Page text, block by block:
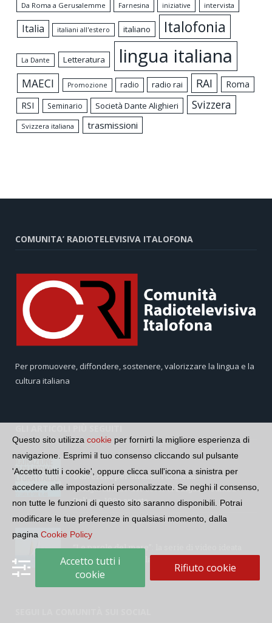
Da Roma a Gerusalemme
Farnesina iniziative intervista
Italia italiani all'estero italiano Italofonia
La Dante Letteratura lingua italiana
MAECI Promozione radio radio rai RAI
Roma
RSI
Seminario Società Dante Alighieri Svizzera
Svizzera italiana trasmissioni
COMUNITA’ RADIOTELEVISIVA ITALOFONA
Per promuovere, diffondere, sostenere, valorizzare la lingua e la
cultura italiana
Università per Stranieri di Siena –
Inaugurazione dei Corsi di Lingua e Cultura
Italiana, 109a annata
“Le parole del mare”: la serie di video ideata
dall’Accademia della Crusca e dalla Lega Navale
italiana
Questo sito utilizza cookie per fornirti la migliore esperienza di
navigazione. Esprimi il tuo consenso cliccando sul pulsante
'Accetto tutti i cookie', oppure clicca sull'icona a sinistra per
accedere alle impostazioni personalizzate. Se neghi il consenso,
non tutte le funzioni di questo sito saranno disponibili. Potrai
modificare le tue preferenze in qualsiasi momento, dalla
pagina Cookie Policy
Accetto tutti i
cookie
Rifiuto cookie